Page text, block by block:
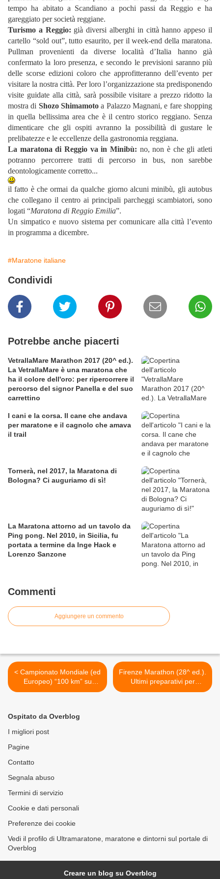
tempo ha abitato a Scandiano a pochi passi da Reggio e ha
gareggiato per società reggiane.
Turismo a Reggio: già diversi alberghi in città hanno appeso il
cartello “sold out”, tutto esaurito, per il week-end della maratona.
Pullman provenienti da diverse località d’Italia hanno già
confermato la loro presenza, e secondo le previsioni saranno più
delle scorse edizioni coloro che approfitteranno dell’evento per
visitare la nostra città. Per loro l’organizzazione sta predisponendo
visite guidate alla città, sarà possibile visitare a prezzo ridotto la
mostra di Shozo Shimamoto a Palazzo Magnani, e fare shopping
in quella bellissima area che è il centro storico reggiano. Senza
dimenticare che gli ospiti avranno la possibilità di gustare le
prelibatezze e le eccellenze della gastronomia reggiana.
La maratona di Reggio va in Minibù: no, non è che gli atleti
potranno percorrere tratti di percorso in bus, non sarebbe
deontologicamente corretto...
il fatto è che ormai da qualche giorno alcuni minibù, gli autobus
che collegano il centro ai principali parcheggi scambiatori, sono
logati “Maratona di Reggio Emilia”.
Un simpatico e nuovo sistema per comunicare alla città l’evento
in programma a dicembre.
#Maratone italiane
Condividi
Potrebbe anche piacerti
VetrallaMare Marathon 2017 (20^ ed.).
La VetrallaMare è una maratona che
ha il colore dell'oro: per ripercorrere il
percorso del signor Panella e del suo
carrettino
I cani e la corsa. Il cane che andava
per maratone e il cagnolo che amava
il trail
Tornerà, nel 2017, la Maratona di
Bologna? Ci auguriamo di sì!
La Maratona attorno ad un tavolo da
Ping pong. Nel 2010, in Sicilia, fu
portata a termine da Inge Hack e
Lorenzo Sanzone
Commenti
Aggiungere un commento
< Campionato Mondiale (ed
Europeo) “100 km” su
strada 2012. Ecco i criteri di
Firenze Marathon (28^ ed.).
Ultimi preparativi per
l’evento podistico
Ospitato da Overblog
I migliori post
Pagine
Contatto
Segnala abuso
Termini di servizio
Cookie e dati personali
Preferenze dei cookie
Vedi il profilo di Ultramaratone, maratone e dintorni sul portale di
Overblog
Creare un blog su Overblog